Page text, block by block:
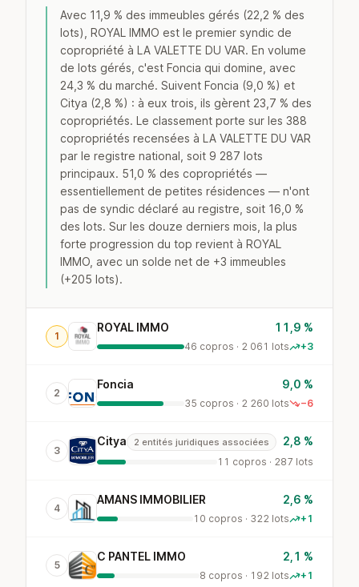
Avec 11,9 % des immeubles gérés (22,2 % des
lots), ROYAL IMMO est le premier syndic de
copropriété à LA VALETTE DU VAR. En volume
de lots gérés, c'est Foncia qui domine, avec
24,3 % du marché. Suivent Foncia (9,0 %) et
Citya (2,8 %) : à eux trois, ils gèrent 23,7 % des
copropriétés. Le classement porte sur les 388
copropriétés recensées à LA VALETTE DU VAR
par le registre national, soit 9 287 lots
principaux. 51,0 % des copropriétés —
essentiellement de petites résidences — n'ont
pas de syndic déclaré au registre, soit 16,0 %
des lots. Sur les douze derniers mois, la plus
forte progression du top revient à ROYAL
IMMO, avec un solde net de +3 immeubles
(+205 lots).
1
ROYAL IMMO 11,9 %
46 copros · 2 061 lots +3
2
Foncia 9,0 %
35 copros · 2 260 lots −6
3
Citya 2 entités juridiques associées 2,8 %
11 copros · 287 lots
4
AMANS IMMOBILIER 2,6 %
10 copros · 322 lots +1
5
C PANTEL IMMO 2,1 %
8 copros · 192 lots +1